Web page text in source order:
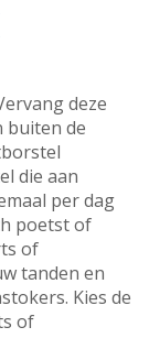
deze
buiten de
die aan
per dag
poetst of
of
tanden en
Kies de
of